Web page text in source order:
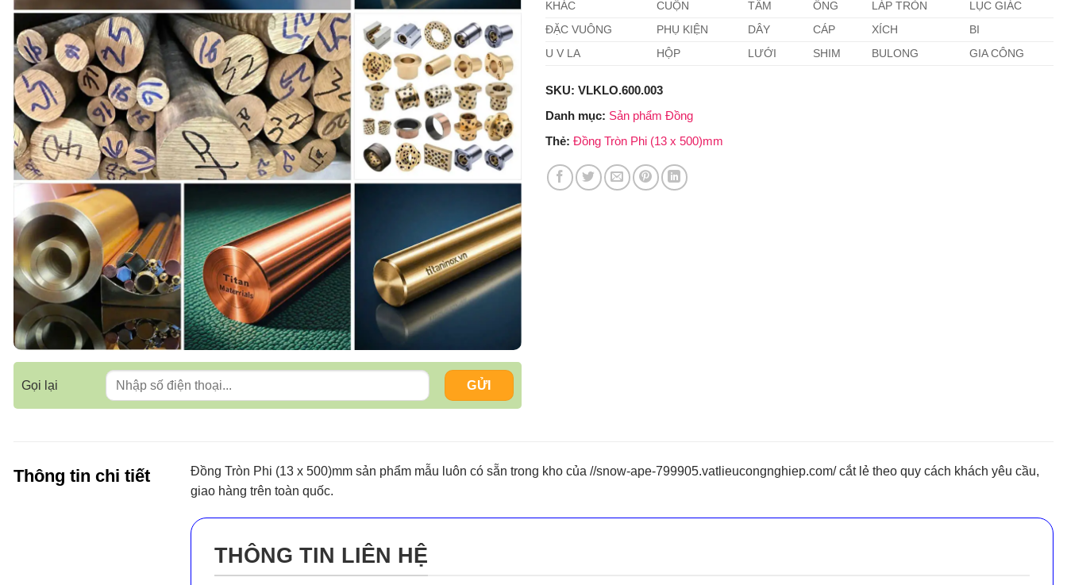
Gọi lại
KHÁC
CUỘN TẤM ỐNG LÁP TRÒN
LỤC GIÁC
ĐẶC VUÔNG
PHỤ KIỆN DÂY CÁP XÍCH
BI
U V LA
HỘP LƯỚI SHIM BULONG GIA CÔNG
SKU: VLKLO.600.003
Danh mục: Sản phẩm Đồng
Thẻ: Đồng Tròn Phi (13 x 500)mm
Thông tin chi tiết
Đồng Tròn Phi (13 x 500)mm sản phẩm mẫu luôn có sẵn trong kho của //snow-ape-799905.vatlieucongnghiep.com/ cắt lẻ theo quy cách khách yêu cầu,
giao hàng trên toàn quốc.
THÔNG TIN LIÊN HỆ